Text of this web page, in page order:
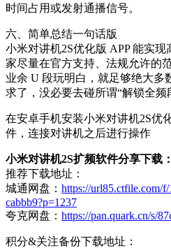
时间占用或发射通播信号。
六、简单总结一句话版
小米对讲机2S优化版 APP 能实
家尽量在官方支持、法规允许的
业余 U 段玩明白，就足够绝大多
求了，没必要去碰所谓“解锁全频
在安卓手机安装小米对讲机2S优
件，连接对讲机之后进行操作
小米对讲机2S扩频软件分享下载：
推荐下载地址：
城通网盘： https://url85.ctfile.com/
cabbb9?p=1237
夸克网盘： https://pan.quark.cn/s/
积分&关注备份下载地址：